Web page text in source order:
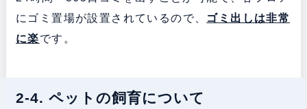
にゴミ置場が設置されているので、 ゴミ出しは非常
に楽です。
2-4. ペットの飼育について